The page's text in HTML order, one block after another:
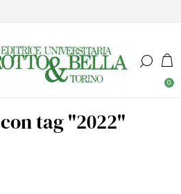
0
tag "2022"